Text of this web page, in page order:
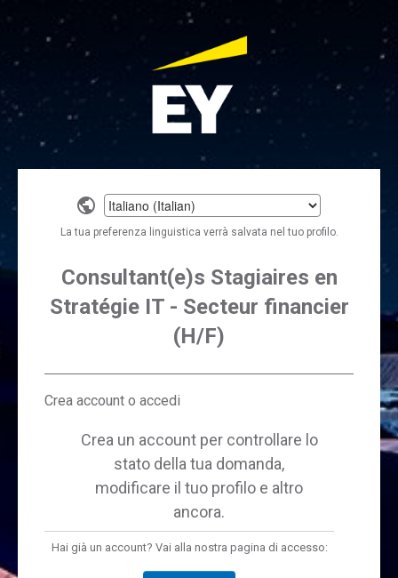
Select
a
language
La tua preferenza linguistica verrà salvata nel tuo profilo.
Consultant(e)s Stagiaires en
Stratégie IT - Secteur financier
(H/F)
Crea account o accedi
Crea un account per controllare lo
stato della tua domanda,
modificare il tuo profilo e altro
ancora.
Hai già un account? Vai alla nostra pagina di accesso: